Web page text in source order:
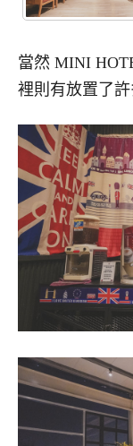
當然 MINI
裡則有放置了許